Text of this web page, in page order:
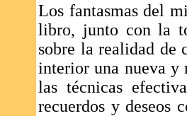
Los fantasmas del
libro, junto con la
sobre la realidad de
interior una nueva y
las técnicas
recuerdos y deseos